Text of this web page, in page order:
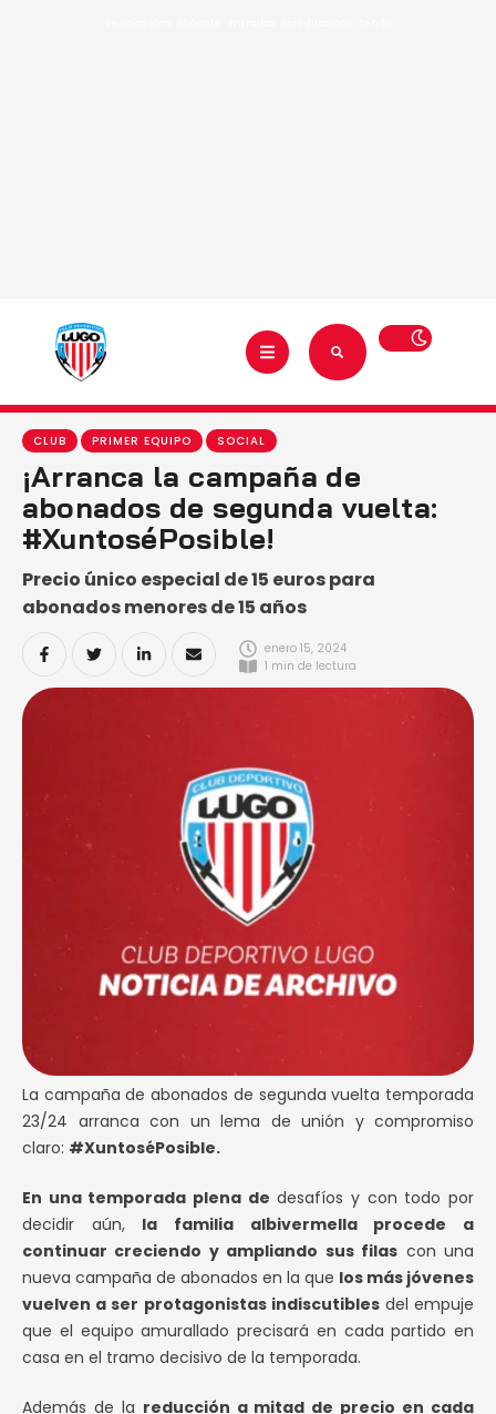
CLUB PRIMER EQUIPO SOCIAL
¡Arranca la campaña de
abonados de segunda vuelta:
#XuntoséPosible!
Precio único especial de 15 euros para
abonados menores de 15 años
enero 15, 2024
1 min de lectura
La campaña de abonados de segunda vuelta temporada
23/24 arranca con un lema de unión y compromiso
claro: #XuntoséPosible.
En una temporada plena de desafíos y con todo por
decidir aún, la familia albivermella procede a
continuar creciendo y ampliando sus filas con una
nueva campaña de abonados en la que los más jóvenes
vuelven a ser protagonistas indiscutiblesdel empuje
que el equipo amurallado precisará en cada partido en
casa en el tramo decisivo de la temporada.
Además de la reducción a mitad de precio en cada